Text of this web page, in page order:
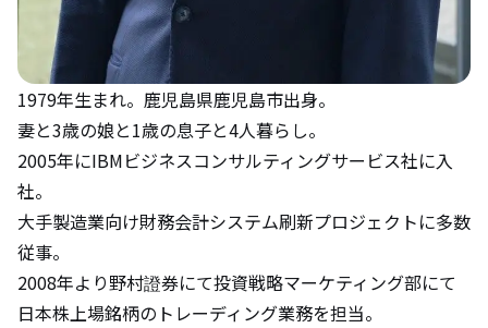
1979年生まれ。鹿児島県鹿児島市出身。
妻と3歳の娘と1歳の息子と4人暮らし。
2005年にIBMビジネスコンサルティングサービス社に入
社。
大手製造業向け財務会計システム刷新プロジェクトに多数
従事。
2008年より野村證券にて投資戦略マーケティング部にて
日本株上場銘柄のトレーディング業務を担当。